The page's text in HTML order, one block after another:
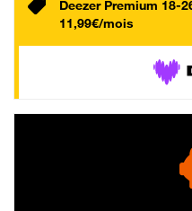
Deezer Premium 18-
11,99€/mois